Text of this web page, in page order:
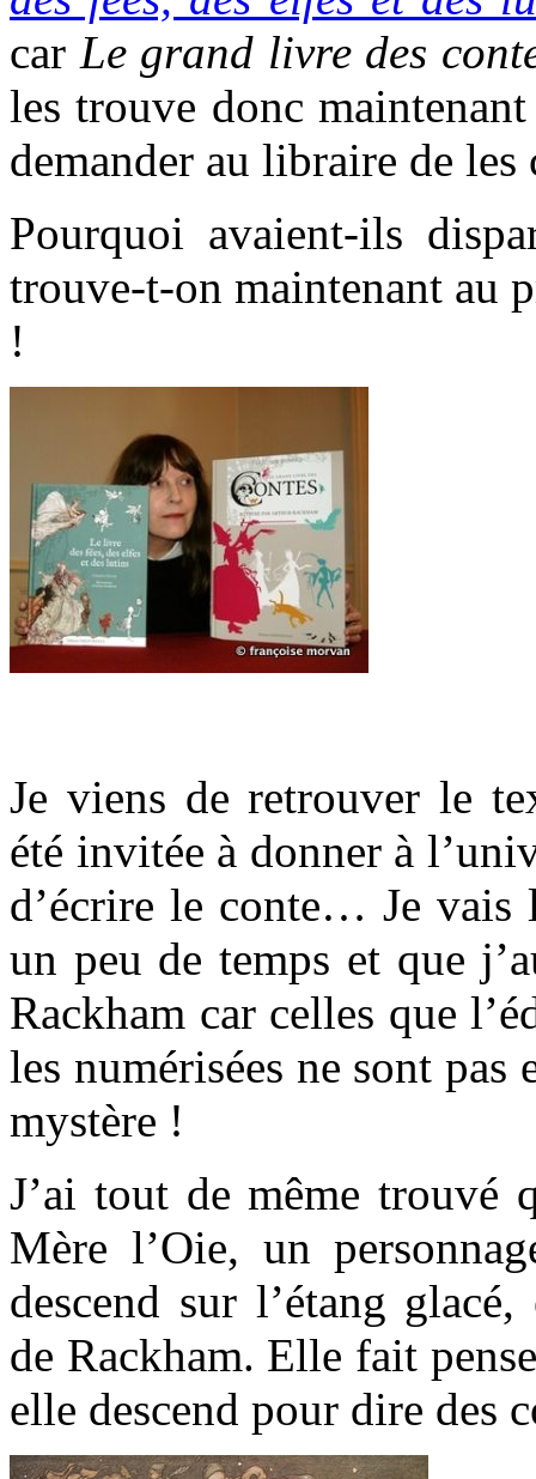
car Le grand livre des
les trouve donc
demander au libraire de les
Pourquoi avaient-ils
trouve-t-on maintenant au
!
Je viens de retrouver le
été invitée à donner à
d’écrire le conte… Je vais
un peu de temps et que
Rackham car celles que
les numérisées ne sont
mystère !
J’ai tout de même trouvé
Mère l’Oie, un
descend sur l’étang
de Rackham. Elle fait
elle descend pour dire des